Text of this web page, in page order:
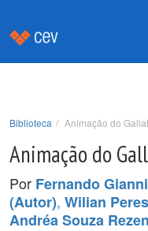
Biblioteca Animação do
Animação do
Por Fernando
(Autor), Wilian
Andréa Souza